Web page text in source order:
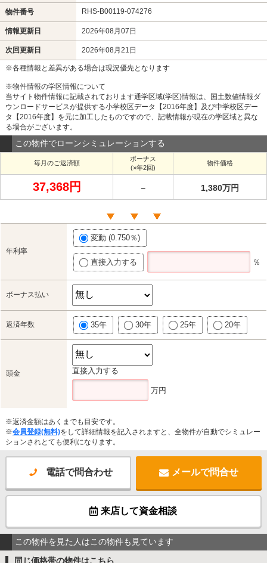
物件番号 RHS-B00119-074276
情報更新日 2026年08月07日
次回更新日 2026年08月21日
※各種情報と差異がある場合は現況優先となります
※物件情報の学区情報について
当サイト物件情報に記載されております通学区域(学区)情報は、国土数値情報ダ
ウンロードサービスが提供する小学校区データ【2016年度】及び中学校区デー
タ【2016年度】を元に加工したものですので、記載情報が現在の学区域と異な
る場合がございます。
この物件でローンシミュレーションする
毎月のご返済額
ボーナス
(×年2回)
物件価格
37,368円 － 1,380万円
年利率
変動 (0.750％)
直接入力する ％
ボーナス払い
返済年数 35年 30年 25年 20年
頭金 直接入力する
万円
※返済金額はあくまでも目安です。
※会員登録(無料)をして詳細情報を記入されますと、全物件が自動でシミュレー
ションされとても便利になります。
電話で問合わせ メールで問合せ
来店して資金相談
この物件を見た人はこの物件も見ています
同じ価格帯の物件はこちら